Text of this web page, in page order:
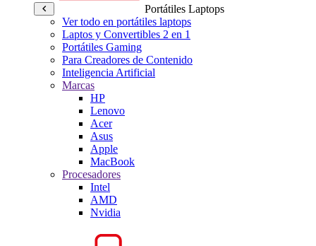
Portátiles Laptops
Ver todo en portátiles laptops
Laptos y Convertibles 2 en 1
Portátiles Gaming
Para Creadores de Contenido
Inteligencia Artificial
Marcas
HP
Lenovo
Acer
Asus
Apple
MacBook
Procesadores
Intel
AMD
Nvidia